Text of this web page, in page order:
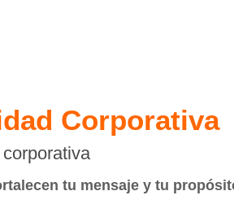
Corporativa
tu mensaje y tu